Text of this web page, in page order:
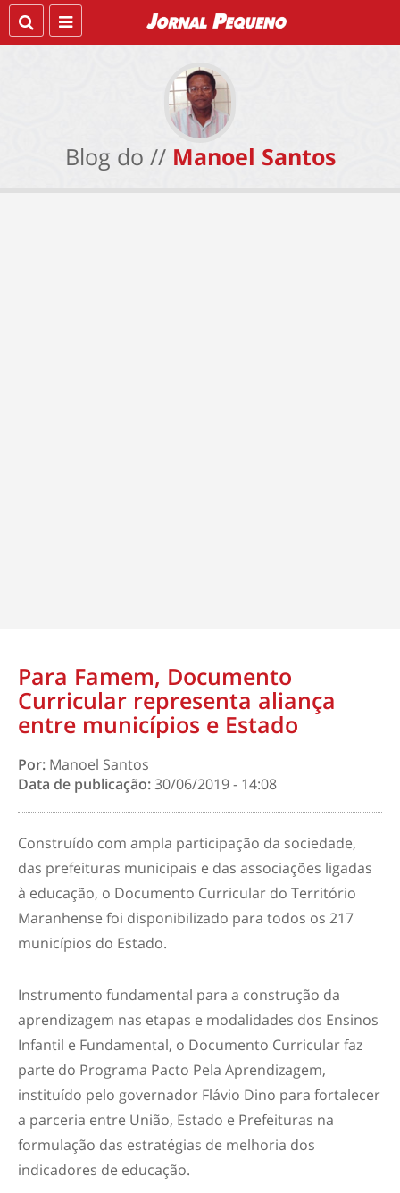
Blog do // Manoel Santos
Para Famem, Documento
Curricular representa aliança
entre municípios e Estado
Por: Manoel Santos
Data de publicação:30/06/2019 - 14:08
Construído com ampla participação da sociedade,
das prefeituras municipais e das associações ligadas
à educação, o Documento Curricular do Território
Maranhense foi disponibilizado para todos os 217
municípios do Estado.
Instrumento fundamental para a construção da
aprendizagem nas etapas e modalidades dos Ensinos
Infantil e Fundamental, o Documento Curricular faz
parte do Programa Pacto Pela Aprendizagem,
instituído pelo governador Flávio Dino para fortalecer
a parceria entre União, Estado e Prefeituras na
formulação das estratégias de melhoria dos
indicadores de educação.